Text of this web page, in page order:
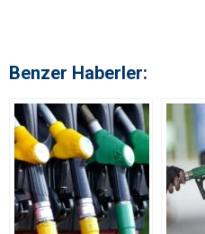
Benzer Haberler: